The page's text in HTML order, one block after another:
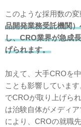
このような採用数の変
品開発業務受託機関
し、CRO業界が急成
げられます。
加えて、大手CROを
ことも影響していま
でCROが取り上げら
は治験自体がメディ
により、CROの就職